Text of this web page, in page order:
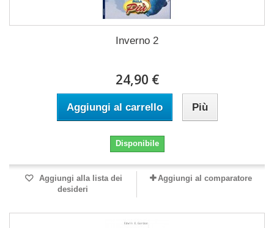
Inverno 2
24,90 €
Aggiungi al carrello Più
Disponibile
Aggiungi alla lista dei
desideri
Aggiungi al comparatore